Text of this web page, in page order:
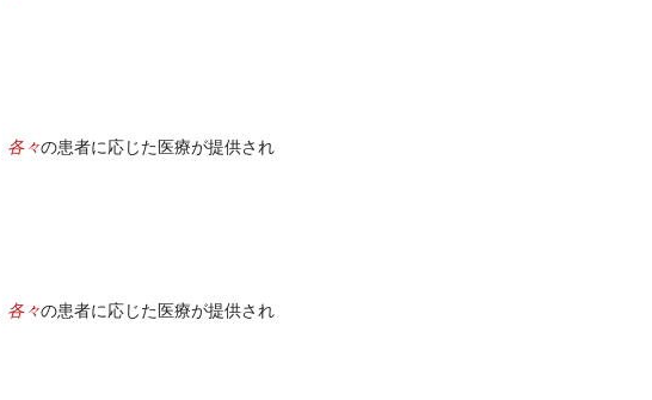
各々の患者に応じた医療が提供され
各々の患者に応じた医療が提供され